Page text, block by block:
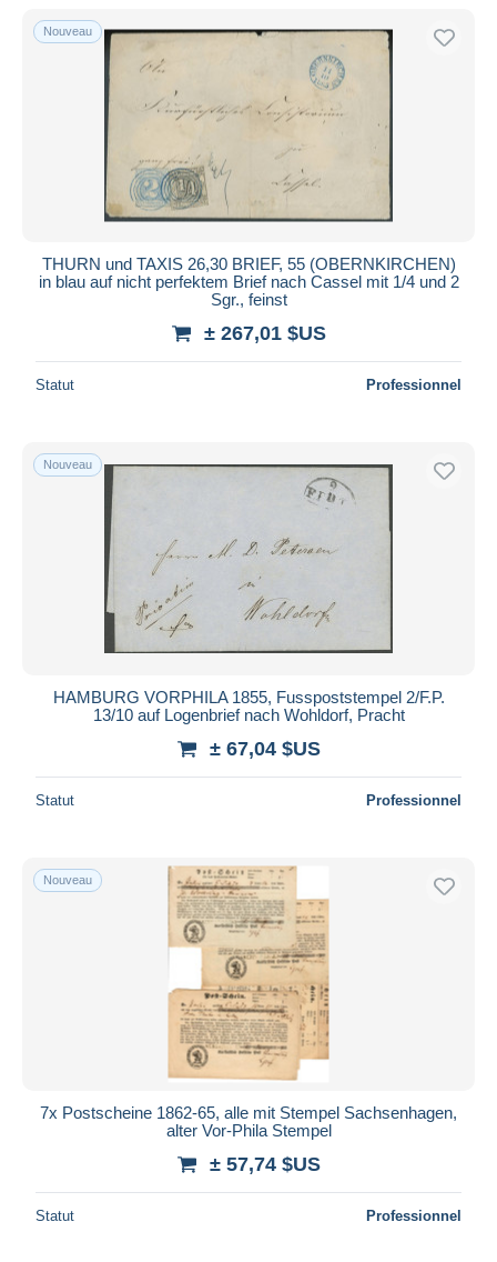
Uniquement en réduction
Livraison gratuite
Méthodes de paiement
Virement bancaire
Visa
Bancontact
iDeal
Appliquer
Nouveau
THURN und TAXIS 26,30 BRIEF, 55 (OBERNKIRCHEN)
in blau auf nicht perfektem Brief nach Cassel mit 1/4 und 2
Sgr., feinst
± 267,01 $US
Statut Professionnel
Nouveau
HAMBURG VORPHILA 1855, Fusspoststempel 2/F.P.
13/10 auf Logenbrief nach Wohldorf, Pracht
± 67,04 $US
Statut Professionnel
Nouveau
7x Postscheine 1862-65, alle mit Stempel Sachsenhagen,
alter Vor-Phila Stempel
± 57,74 $US
Statut Professionnel